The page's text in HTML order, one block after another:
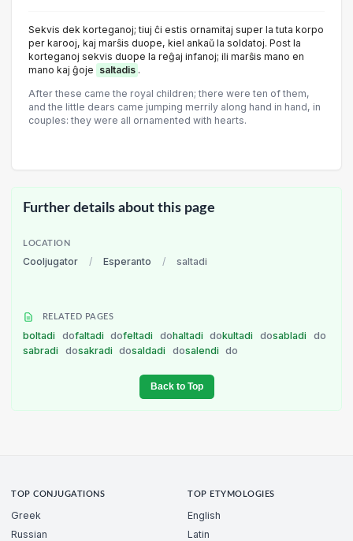
Sekvis dek korteganoj; tiuj ĉi estis ornamitaj super la tuta korpo
per karooj, kaj marŝis duope, kiel ankaŭ la soldatoj. Post la
korteganoj sekvis duope la reĝaj infanoj; ili marŝis mano en
mano kaj ĝoje saltadis .
After these came the royal children; there were ten of them,
and the little dears came jumping merrily along hand in hand, in
couples: they were all ornamented with hearts.
Further details about this page
LOCATION
Cooljugator / Esperanto / saltadi
RELATED PAGES
boltadi dofaltadi dofeltadi dohaltadi dokultadi dosabladi
do
sabradi
dosakradi dosaldadi dosalendi do
Back to Top
TOP CONJUGATIONS
Greek
Russian
TOP ETYMOLOGIES
English
Latin